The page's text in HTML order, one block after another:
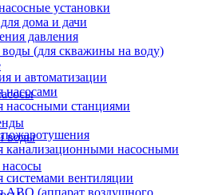
установки
дома и дачи
давления
(для скважины на воду)
воды
и автоматизации
станциями
насосными
вентиляции
АВО (аппарат воздушного